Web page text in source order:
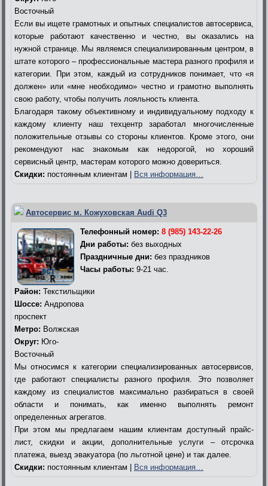
Восточный
Если вы ищете грамотных и опытных специалистов автосервиса,
которые работают качественно и честно, вы оказались на
нужной странице. Мы являемся специализированным центром, в
штате которого – профессиональные мастера разного профиля и
категории. При этом, каждый из сотрудников понимает, что «я
должен» или «мне необходимо» честно и грамотно выполнять
свою работу, чтобы получить лояльность клиента.
Благодаря такому объективному и индивидуальному подходу к
каждому клиенту наш техцентр заработал многочисленные
положительные отзывы со стороны клиентов. Кроме этого, они
рекомендуют нас знакомым как недорогой, но хороший
сервисный центр, мастерам которого можно довериться.
Скидки: постоянным клиентам | Вся информация…
Автосервис м. Кожуховская Audi Q3
Телефонный номер: 8 (985) 143-22-26
Дни работы: без выходных
Праздничные дни: без праздников
Часы работы: 9-21 час.
Район: Текстильщики
Шоссе: Андропова
проспект
Метро: Волжская
Округ: Юго-
Восточный
Мы относимся к категории специализированных автосервисов,
где работают специалисты разного профиля. Это позволяет
каждому из специалистов максимально разбираться в своей
области и понимать, как именно выполнять ремонт
определенных агрегатов.
При этом мы предлагаем нашим клиентам доступный прайс-
лист, скидки и акции, дополнительные услуги – отсрочка
платежа, выезд эвакуатора (по льготной цене) и так далее.
Скидки: постоянным клиентам | Вся информация…